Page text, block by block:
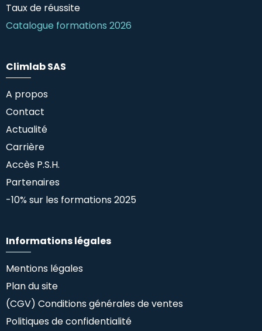
Taux de réussite
Catalogue formations 2026
Climlab SAS
A propos
Contact
Actualité
Carrière
Accès P.S.H.
Partenaires
-10% sur les formations 2025
Informations légales
Mentions légales
Plan du site
(CGV) Conditions générales de ventes
Politiques de confidentialité